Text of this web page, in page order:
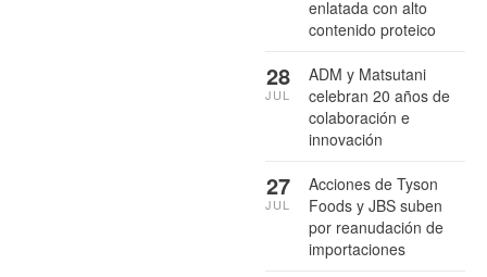
enlatada con alto
contenido proteico
ADM y Matsutani
celebran 20 años de
colaboración e
innovación
28
JUL
Acciones de Tyson
Foods y JBS suben
por reanudación de
importaciones
27
JUL